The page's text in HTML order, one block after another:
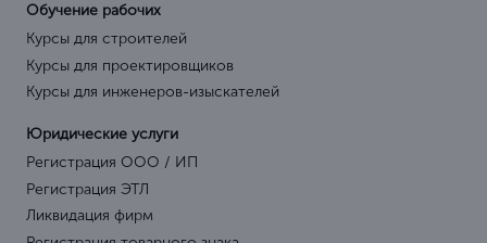
Обучение рабочих
Курсы для строителей
Курсы для проектировщиков
Курсы для инженеров-изыскателей
Юридические услуги
Регистрация ООО / ИП
Регистрация ЭТЛ
Ликвидация фирм